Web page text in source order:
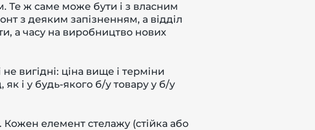
Те ж саме може бути і з власним
з деяким запізненням, а відділ
а часу на виробництво нових
вигідні: ціна вище і терміни
і у будь-якого б/у товару у б/у
Кожен елемент стелажу (стійка або